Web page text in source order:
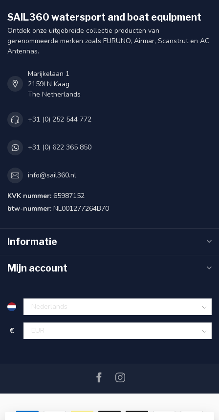
SAIL360 watersport and boat equipment
Ontdek onze uitgebreide collectie producten van
gerenommeerde merken zoals FURUNO, Airmar, Scanstrut en AC
Antennas.
Marijkelaan 1
2159LN Kaag
The Netherlands
+31 (0) 252 544 772
+31 (0) 622 365 850
info@sail360.nl
KVK nummer: 65987152
btw-nummer: NL001277264B70
Informatie
Mijn account
€